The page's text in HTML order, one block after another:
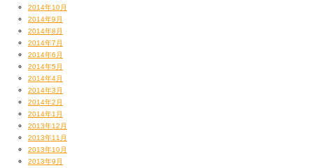
2014年10月
2014年9月
2014年8月
2014年7月
2014年6月
2014年5月
2014年4月
2014年3月
2014年2月
2014年1月
2013年12月
2013年11月
2013年10月
2013年9月